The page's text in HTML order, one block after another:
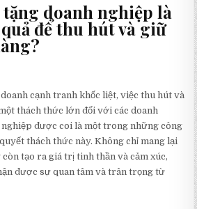
tặng doanh nghiệp là
để thu hút và giữ
cạnh tranh khốc liệt, việc thu hút và
thách thức lớn đối với các doanh
nghiệp được coi là một trong những công
thách thức này. Không chỉ mang lại
tạo ra giá trị tinh thần và cảm xúc,
được sự quan tâm và trân trọng từ